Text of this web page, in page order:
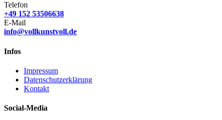
Telefon
+49 152 53506638
E-Mail
info@vollkunstvoll.de
Infos
Impressum
Datenschutzerklärung
Kontakt
Social-Media